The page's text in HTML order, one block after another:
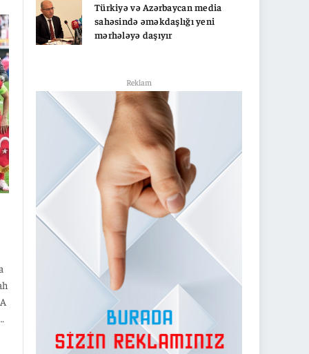
Türkiyə və Azərbaycan media
sahəsində əməkdaşlığı yeni
mərhələyə daşıyır
Reklam